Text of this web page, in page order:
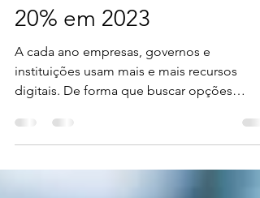
nuvem devem crescer
20% em 2023
A cada ano empresas, governos e
instituições usam mais e mais recursos
digitais. De forma que buscar opções